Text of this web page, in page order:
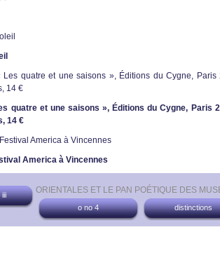
quatre et une saisons », Éditions du Cygne, Paris
14 €
America à Vincennes
ORIENTALES ET LE PAN POÉTIQUE DES
iii
o no 4
distinctions